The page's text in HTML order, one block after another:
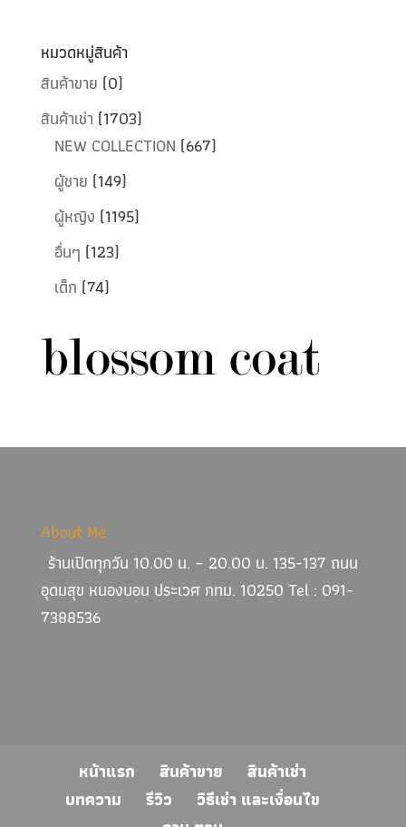
หมวดหมู่สินค้า
สินค้าขาย (0)
สินค้าเช่า (1703)
NEW COLLECTION (667)
ผู้ชาย (149)
ผู้หญิง (1195)
อื่นๆ (123)
เด็ก (74)
About Me
ร้านเปิดทุกวัน 10.00 น. – 20.00 น. 135-137 ถนน
อุดมสุข หนองบอน ประเวศ กทม. 10250 Tel : 091-
7388536
หน้าแรก สินค้าขาย
สินค้าเช่า
บทความ
รีวิว
วิธีเช่า และเงื่อนไข